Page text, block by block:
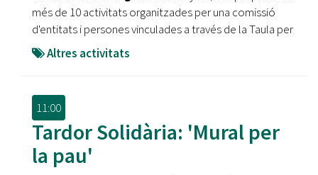
més de 10 activitats organitzades per una comissió
d'entitats i persones vinculades a través de la Taula per
Altres activitats
11:00
Tardor Solidària: 'Mural per
la pau'